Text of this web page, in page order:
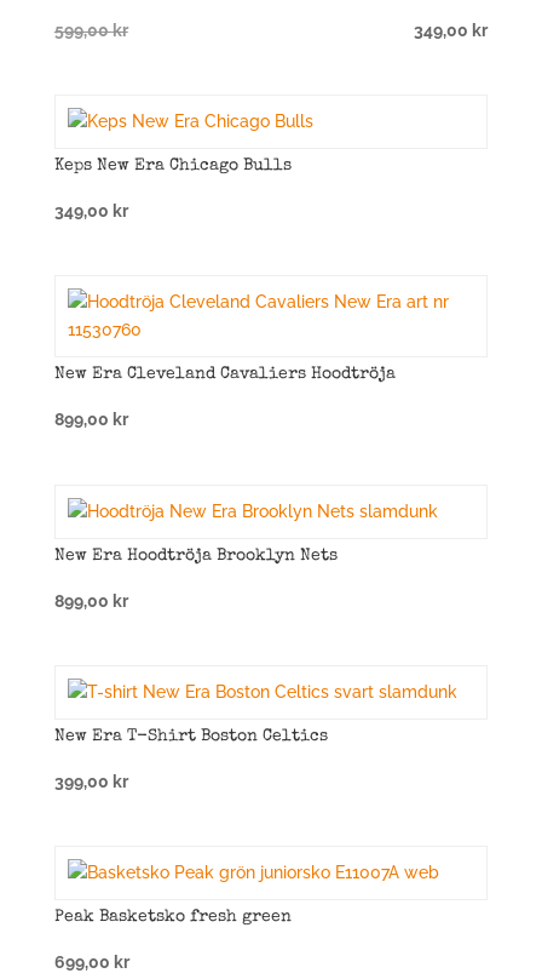
599,00krDet
var:
349,00 kr
Det
är:
Keps New Era Chicago Bulls
349,00 kr
New Era Cleveland Cavaliers Hoodtröja
899,00 kr
New Era Hoodtröja Brooklyn Nets
899,00 kr
New Era T-Shirt Boston Celtics
399,00 kr
Peak Basketsko fresh green
699,00 kr